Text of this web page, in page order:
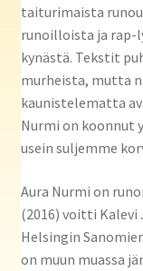
taiturimaista
runoilloista ja rap-
kynästä. Tekstit
murheista, mutta
kaunistelematta
Nurmi on koonnut
usein suljemme
Aura Nurmi on
(2016) voitti
Helsingin
on muun muassa